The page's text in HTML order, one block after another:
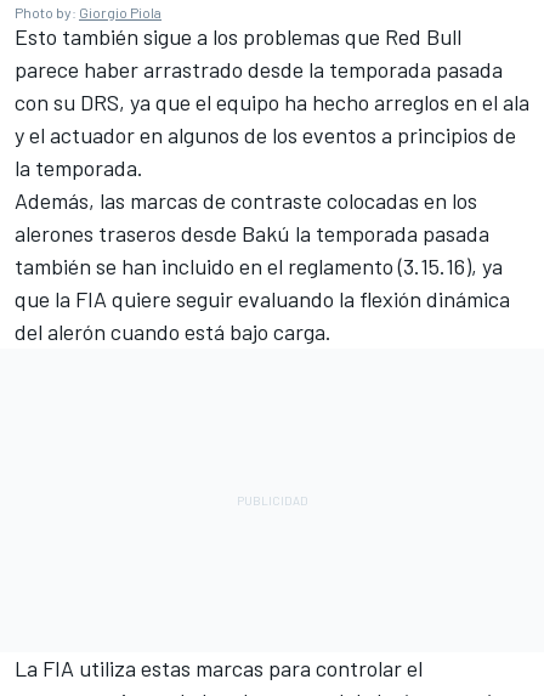
Photo by: Giorgio Piola
Esto también sigue a los problemas que Red Bull
parece haber arrastrado desde la temporada pasada
con su DRS, ya que el equipo ha hecho arreglos en el ala
y el actuador en algunos de los eventos a principios de
la temporada.
Además, las marcas de contraste colocadas en los
alerones traseros desde Bakú la temporada pasada
también se han incluido en el reglamento (3.15.16), ya
que la FIA quiere seguir evaluando la flexión dinámica
del alerón cuando está bajo carga.
La FIA utiliza estas marcas para controlar el